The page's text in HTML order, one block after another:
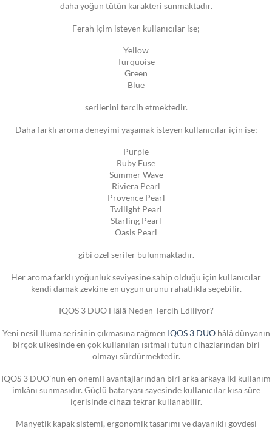
daha yoğun tütün karakteri sunmaktadır.
Ferah içim isteyen kullanıcılar ise;
Yellow
Turquoise
Green
Blue
serilerini tercih etmektedir.
Daha farklı aroma deneyimi yaşamak isteyen kullanıcılar için ise;
Purple
Ruby Fuse
Summer Wave
Riviera Pearl
Provence Pearl
Twilight Pearl
Starling Pearl
Oasis Pearl
gibi özel seriler bulunmaktadır.
Her aroma farklı yoğunluk seviyesine sahip olduğu için kullanıcılar
kendi damak zevkine en uygun ürünü rahatlıkla seçebilir.
IQOS 3 DUO Hâlâ Neden Tercih Ediliyor?
Yeni nesil Iluma serisinin çıkmasına rağmen IQOS 3 DUOhâlâ dünyanın
birçok ülkesinde en çok kullanılan ısıtmalı tütün cihazlarından biri
olmayı sürdürmektedir.
IQOS 3 DUO’nun en önemli avantajlarından biri arka arkaya iki kullanım
imkânı sunmasıdır. Güçlü bataryası sayesinde kullanıcılar kısa süre
içerisinde cihazı tekrar kullanabilir.
Manyetik kapak sistemi, ergonomik tasarımı ve dayanıklı gövdesi